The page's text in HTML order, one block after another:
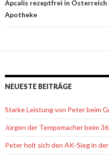
Apcalis rezeptfrei in Österreich
Apotheke
NEUESTE BEITRÄGE
Starke Leistung von Peter beim
Jürgen der Tempomacher beim
Peter holt sich den AK-Sieg in